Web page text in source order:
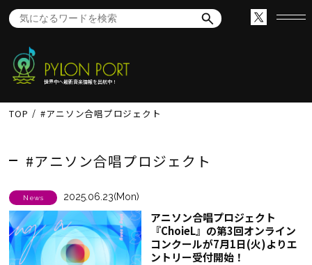
世界中へ最新音楽情報を出航中！
TOP #アニソン合唱プロジェクト
#アニソン合唱プロジェクト
News 2025.06.23(Mon)
アニソン合唱プロジェクト
『ChoieL』の第3回オンライン
コンクールが7月1日(火)よりエ
ントリー受付開始！